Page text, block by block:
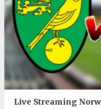
Live Streaming